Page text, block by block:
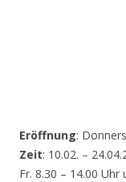
Eröffnung:
Zeit: 10.02. –
Fr. 8.30 – 14.00